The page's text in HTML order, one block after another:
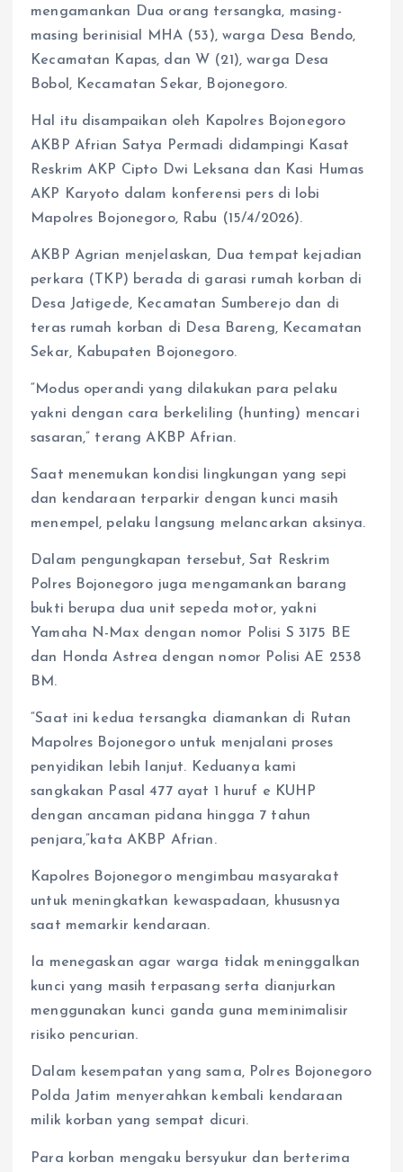
mengamankan Dua orang tersangka, masing-
masing berinisial MHA (53), warga Desa Bendo,
Kecamatan Kapas, dan W (21), warga Desa
Bobol, Kecamatan Sekar, Bojonegoro.
Hal itu disampaikan oleh Kapolres Bojonegoro
AKBP Afrian Satya Permadi didampingi Kasat
Reskrim AKP Cipto Dwi Leksana dan Kasi Humas
AKP Karyoto dalam konferensi pers di lobi
Mapolres Bojonegoro, Rabu (15/4/2026).
AKBP Agrian menjelaskan, Dua tempat kejadian
perkara (TKP) berada di garasi rumah korban di
Desa Jatigede, Kecamatan Sumberejo dan di
teras rumah korban di Desa Bareng, Kecamatan
Sekar, Kabupaten Bojonegoro.
“Modus operandi yang dilakukan para pelaku
yakni dengan cara berkeliling (hunting) mencari
sasaran,” terang AKBP Afrian.
Saat menemukan kondisi lingkungan yang sepi
dan kendaraan terparkir dengan kunci masih
menempel, pelaku langsung melancarkan aksinya.
Dalam pengungkapan tersebut, Sat Reskrim
Polres Bojonegoro juga mengamankan barang
bukti berupa dua unit sepeda motor, yakni
Yamaha N-Max dengan nomor Polisi S 3175 BE
dan Honda Astrea dengan nomor Polisi AE 2538
BM.
“Saat ini kedua tersangka diamankan di Rutan
Mapolres Bojonegoro untuk menjalani proses
penyidikan lebih lanjut. Keduanya kami
sangkakan Pasal 477 ayat 1 huruf e KUHP
dengan ancaman pidana hingga 7 tahun
penjara,”kata AKBP Afrian.
Kapolres Bojonegoro mengimbau masyarakat
untuk meningkatkan kewaspadaan, khususnya
saat memarkir kendaraan.
Ia menegaskan agar warga tidak meninggalkan
kunci yang masih terpasang serta dianjurkan
menggunakan kunci ganda guna meminimalisir
risiko pencurian.
Dalam kesempatan yang sama, Polres Bojonegoro
Polda Jatim menyerahkan kembali kendaraan
milik korban yang sempat dicuri.
Para korban mengaku bersyukur dan berterima